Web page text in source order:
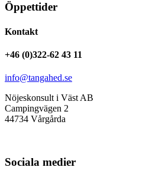
Öppettider
Kontakt
+46 (0)322-62 43 11
info@tangahed.se
Nöjeskonsult i Väst AB
Campingvägen 2
44734 Vårgårda
Sociala medier